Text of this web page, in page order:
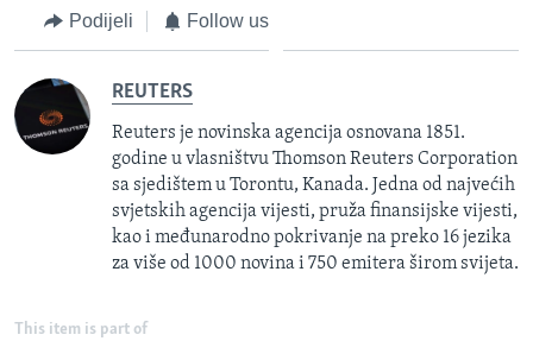
Podijeli Follow us
REUTERS
Reuters je novinska agencija osnovana 1851.
godine u vlasništvu Thomson Reuters Corporation
sa sjedištem u Torontu, Kanada. Jedna od najvećih
svjetskih agencija vijesti, pruža finansijske vijesti,
kao i međunarodno pokrivanje na preko 16 jezika
za više od 1000 novina i 750 emitera širom svijeta.
This item is part of